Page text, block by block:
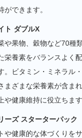
ができます。
ト ダブルX
や果物、穀物など70種
栄養素をバランスよく
。ビタミン・ミネラル
まざまな栄養素が含ま
や健康維持に役立ちます
ーズ スターターパック
や健康的な体づくりを